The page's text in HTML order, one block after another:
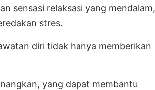
sensasi relaksasi yang mendalam,
stres.
diri tidak hanya memberikan
yang dapat membantu